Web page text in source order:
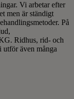
Vi arbetar efter
men är ständigt
På
Ridhus, rid- och
utför även många